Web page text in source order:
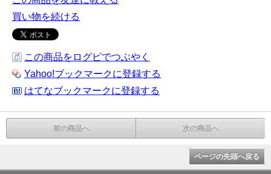
買い物を続ける
この商品をログピでつぶやく
Yahoo!ブックマークに登録する
はてなブックマークに登録する
前の商品へ 次の商品へ
ページの先頭へ戻る